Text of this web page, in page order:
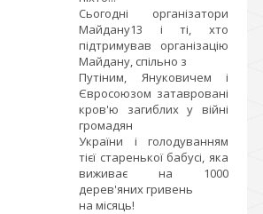
Сьогодні організатори
Майдану13 і ті, хто
підтримував організацію
Майдану, спільно з
Путіним, Януковичем і
Євросоюзом затавровані
кров'ю загиблих у війні
громадян
України і голодуванням
тієї старенької бабусі, яка
виживає на 1000
дерев'яних гривень
на місяць!